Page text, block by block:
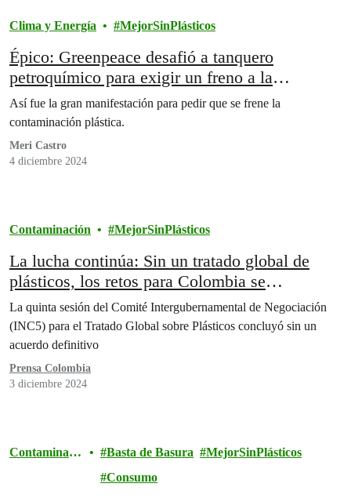
Clima y Energía MejorSinPlásticos
Épico: Greenpeace desafió a tanquero
petroquímico para exigir un freno a la
producción de plásticos
Así fue la gran manifestación para pedir que se frene la
contaminación plástica.
Meri Castro
4 diciembre 2024
Contaminación MejorSinPlásticos
La lucha continúa: Sin un tratado global de
plásticos, los retos para Colombia se
intensifican
La quinta sesión del Comité Intergubernamental de Negociación
(INC5) para el Tratado Global sobre Plásticos concluyó sin un
acuerdo definitivo
Prensa Colombia
3 diciembre 2024
Contaminaci
Basta de Basura
MejorSinPlásticos
Consumo